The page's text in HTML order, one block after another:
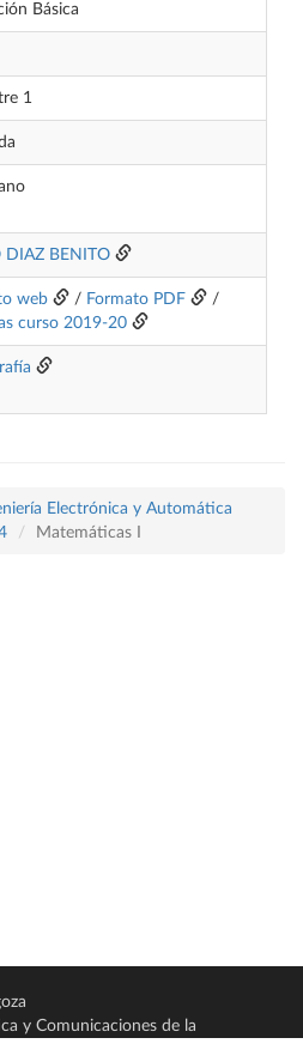
Básica
1
DIAZ BENITO
web / Formato PDF
/
curso 2019-20
Electrónica y Automática
Matemáticas I
y Comunicaciones de la